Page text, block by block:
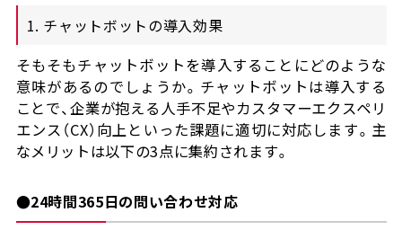
1. チャットボットの導入効果
そもそもチャットボットを導入することにどのような
意味があるのでしょうか。チャットボットは導入する
ことで、企業が抱える人手不足やカスタマーエクスペリ
エンス（CX）向上といった課題に適切に対応します。主
なメリットは以下の3点に集約されます。
●24時間365日の問い合わせ対応